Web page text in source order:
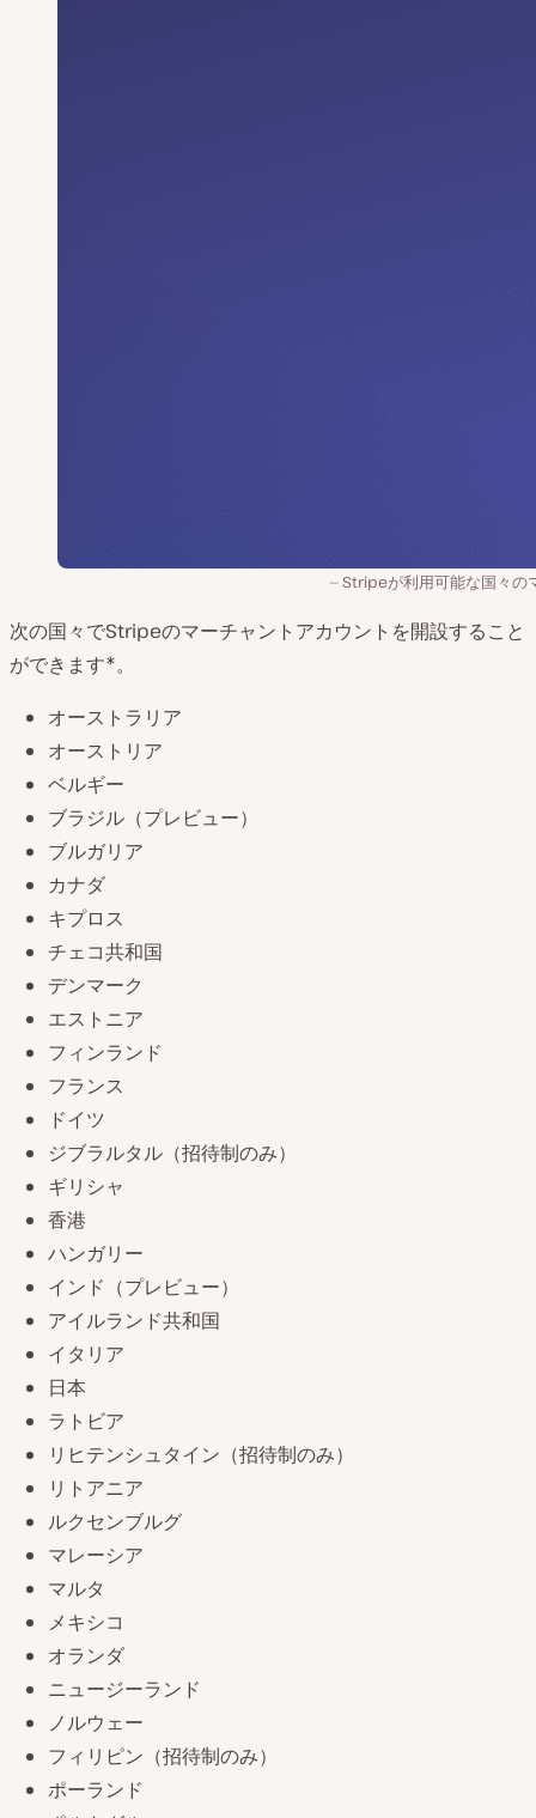
Stripeが利用可能な国々の
次の国々でStripeのマーチャントアカウントを開設すること
ができます*。
オーストラリア
オーストリア
ベルギー
ブラジル（プレビュー）
ブルガリア
カナダ
キプロス
チェコ共和国
デンマーク
エストニア
フィンランド
フランス
ドイツ
ジブラルタル（招待制のみ）
ギリシャ
香港
ハンガリー
インド（プレビュー）
アイルランド共和国
イタリア
日本
ラトビア
リヒテンシュタイン（招待制のみ）
リトアニア
ルクセンブルグ
マレーシア
マルタ
メキシコ
オランダ
ニュージーランド
ノルウェー
フィリピン（招待制のみ）
ポーランド